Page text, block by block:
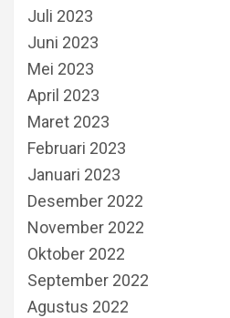
Juli 2023
Juni 2023
Mei 2023
April 2023
Maret 2023
Februari 2023
Januari 2023
Desember 2022
November 2022
Oktober 2022
September 2022
Agustus 2022